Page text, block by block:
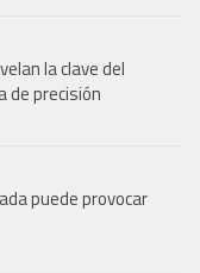
la clave del
de precisión
puede provocar